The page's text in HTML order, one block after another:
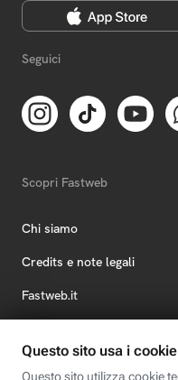
Seguici
Scopri Fastweb
Chi siamo
Credits e note legali
Fastweb.it
Fastweb Digital Academy